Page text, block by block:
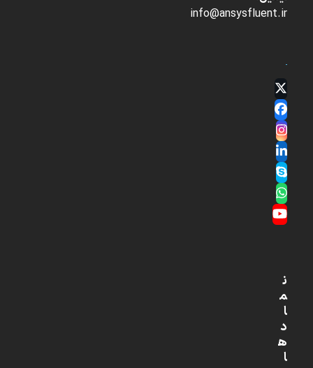
info@ansysfluent.ir
Twitter
(deprecated)
Facebook
Instagram
LinkedIn
Skype
Whatsapp
YouTube
ن
م
ا
د
ه
ا